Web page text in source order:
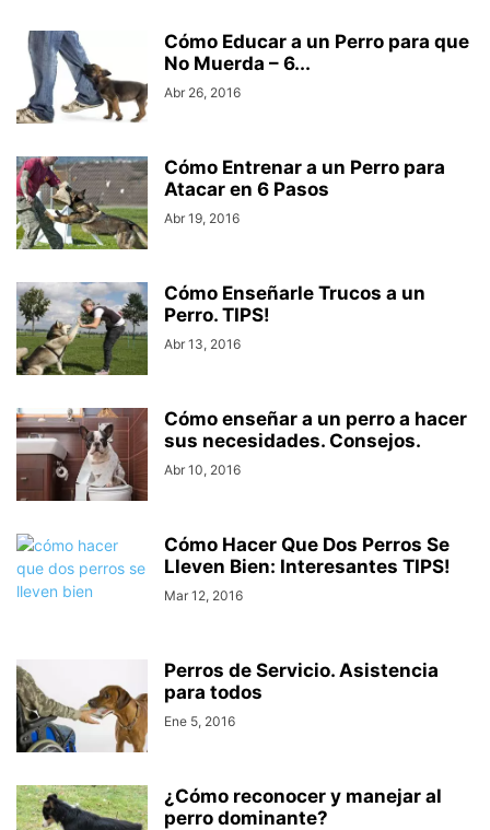
Cómo Educar a un Perro para que
No Muerda – 6...
Abr 26, 2016
Cómo Entrenar a un Perro para
Atacar en 6 Pasos
Abr 19, 2016
Cómo Enseñarle Trucos a un
Perro. TIPS!
Abr 13, 2016
Cómo enseñar a un perro a hacer
sus necesidades. Consejos.
Abr 10, 2016
Cómo Hacer Que Dos Perros Se
Lleven Bien: Interesantes TIPS!
Mar 12, 2016
Perros de Servicio. Asistencia
para todos
Ene 5, 2016
¿Cómo reconocer y manejar al
perro dominante?